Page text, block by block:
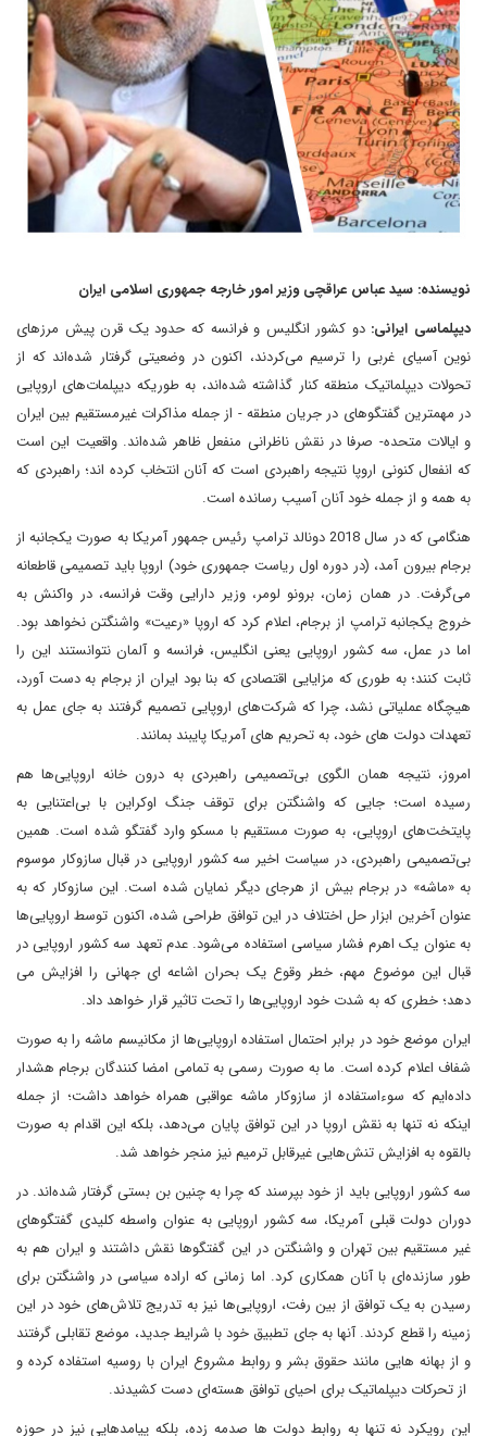
نویسنده: سید عباس عراقچی وزیر امور خارجه جمهوری اسلامی ایران
دیپلماسی ایرانی: دو کشور انگلیس و فرانسه که حدود یک قرن پیش مرزهای
نوین آسیای غربی را ترسیم می‌کردند، اکنون در وضعیتی گرفتار شده‌اند که از
تحولات دیپلماتیک منطقه کنار گذاشته شده‌اند، به طوریکه دیپلمات‌های اروپایی
در مهمترین گفتگوهای در جریان منطقه - از جمله مذاکرات غیرمستقیم بین ایران
و ایالات متحده- صرفا در نقش ناظرانی منفعل ظاهر شده‌اند. واقعیت این است
که انفعال کنونی اروپا نتیجه راهبردی است که آنان انتخاب کرده اند؛ راهبردی که
به همه و از جمله خود آنان آسیب رسانده است.
هنگامی که در سال 2018 دونالد ترامپ رئیس جمهور آمریکا به صورت یکجانبه از
برجام بیرون آمد، (در دوره اول ریاست جمهوری خود) اروپا باید تصمیمی قاطعانه
می‌گرفت. در همان زمان، برونو لومر، وزیر دارایی وقت فرانسه، در واکنش به
خروج یکجانبه ترامپ از برجام، اعلام کرد که اروپا «رعیت» واشنگتن نخواهد بود.
اما در عمل، سه کشور اروپایی یعنی انگلیس، فرانسه و آلمان نتوانستند این را
ثابت کنند؛ به طوری که مزایایی اقتصادی که بنا بود ایران از برجام به دست آورد،
هیچگاه عملیاتی نشد، چرا که شرکت‌های اروپایی تصمیم گرفتند به جای عمل به
تعهدات دولت های خود، به تحریم های آمریکا پایبند بمانند.
امروز، نتیجه همان الگوی بی‌تصمیمی راهبردی به درون خانه اروپایی‌ها هم
رسیده است؛ جایی که واشنگتن برای توقف جنگ اوکراین با بی‌اعتنایی به
پایتخت‌های اروپایی، به صورت مستقیم با مسکو وارد گفتگو شده است. همین
بی‌تصمیمی راهبردی، در سیاست اخیر سه کشور اروپایی در قبال سازوکار موسوم
به «ماشه» در برجام بیش از هرجای دیگر نمایان شده است. این سازوکار که به
عنوان آخرین ابزار حل اختلاف در این توافق طراحی شده، اکنون توسط اروپایی‌ها
به عنوان یک اهرم فشار سیاسی استفاده می‌شود. عدم تعهد سه کشور اروپایی در
قبال این موضوع مهم، خطر وقوع یک بحران اشاعه ای جهانی را افزایش می
دهد؛ خطری که به شدت خود اروپایی‌ها را تحت تاثیر قرار خواهد داد.
ایران موضع خود در برابر احتمال استفاده اروپایی‌ها از مکانیسم ماشه را به صورت
شفاف اعلام کرده است. ما به صورت رسمی به تمامی امضا کنندگان برجام هشدار
داده‌ایم که سوءاستفاده از سازوکار ماشه عواقبی همراه خواهد داشت؛ از جمله
اینکه نه تنها به نقش اروپا در این توافق پایان می‌دهد، بلکه این اقدام به صورت
بالقوه به افزایش تنش‌هایی غیرقابل ترمیم نیز منجر خواهد شد.
سه کشور اروپایی باید از خود بپرسند که چرا به چنین بن بستی گرفتار شده‌اند. در
دوران دولت قبلی آمریکا، سه کشور اروپایی به عنوان واسطه کلیدی گفتگوهای
غیر مستقیم بین تهران و واشنگتن در این گفتگوها نقش داشتند و ایران هم به
طور سازنده‌ای با آنان همکاری کرد. اما زمانی که اراده سیاسی در واشنگتن برای
رسیدن به یک توافق از بین رفت، اروپایی‌ها نیز به تدریج تلاش‌های خود در این
زمینه را قطع کردند. آنها به جای تطبیق خود با شرایط جدید، موضع تقابلی گرفتند
و از بهانه هایی مانند حقوق بشر و روابط مشروع ایران با روسیه استفاده کرده و
از تحرکات دیپلماتیک برای احیای توافق هسته‌ای دست کشیدند.
این رویکرد نه تنها به روابط دولت ها صدمه زده، بلکه پیامدهایی نیز در حوزه